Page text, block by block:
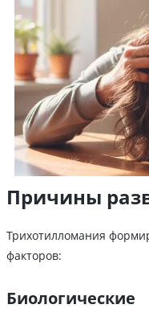
Причины
Трихотилломания
факторов:
Биологические